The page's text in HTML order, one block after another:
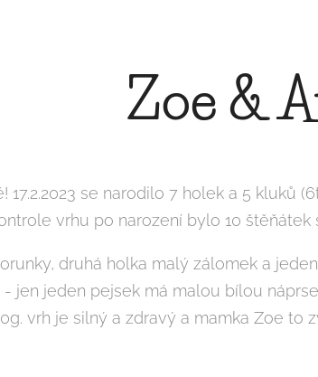
Zoe &
17.2.2023 se narodilo 7 holek a 5
vrhu po narození bylo 10 štěňátek
druhá holka malý zálomek a
jen jeden pejsek má malou bílou
vrh je silný a zdravý a mamka Zoe to